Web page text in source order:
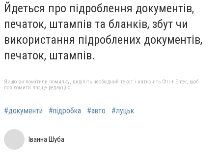
Йдеться про підроблення документів,
печаток, штампів та бланків, збут чи
використання підроблених документів,
печаток, штампів.
Якщо ви помітили помилку, виділіть необхідний текст і натисніть Ctrl + Enter, щоб
повідомити про це редакцію
#документи #підробка #авто #луцьк
Іванна Шуба